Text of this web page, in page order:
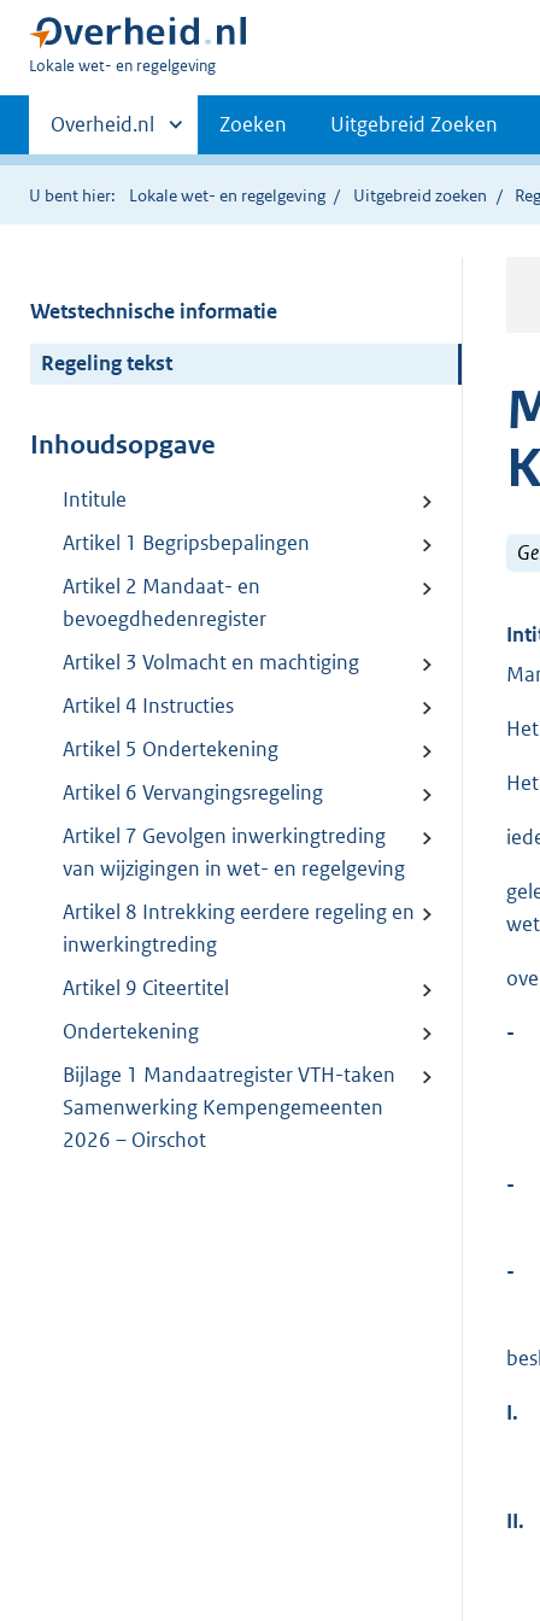
U
hier:
Lokale wet- en regelgeving
Primaire
navigatie
Andere
sites
binnen
Overheid.nl Zoeken Uitgebreid Zoeken
U bent hier: Lokale wet- en regelgeving Uitgebreid zoeken
Wetstechnische informatie
Regeling tekst
Inhoudsopgave
Intitule
Artikel 1 Begripsbepalingen
Artikel 2 Mandaat- en
bevoegdhedenregister
Artikel 3 Volmacht en machtiging
Artikel 4 Instructies
Artikel 5 Ondertekening
Artikel 6 Vervangingsregeling
Artikel 7 Gevolgen inwerkingtreding
van wijzigingen in wet- en regelgeving
Artikel 8 Intrekking eerdere regeling en
inwerkingtreding
Artikel 9 Citeertitel
Ondertekening
Bijlage 1 Mandaatregister VTH-taken
Samenwerking Kempengemeenten
2026 – Oirschot
-
-
-
I.
II.